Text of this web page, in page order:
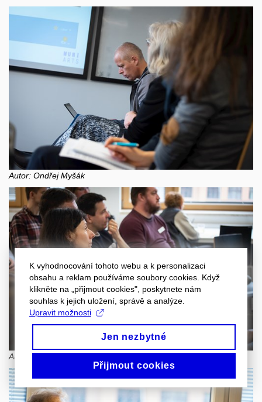
Autor: Ondřej Myšák
Autor: Ondřej Myšák
K vyhodnocování tohoto webu a k personalizaci
obsahu a reklam používáme soubory cookies. Když
klikněte na „přijmout cookies", poskytnete nám
souhlas k jejich uložení, správě a analýze.
Upravit možnosti
Jen nezbytné
Přijmout cookies